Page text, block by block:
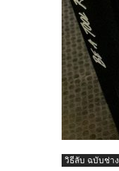
วิธีลับ ฉบับช่าง